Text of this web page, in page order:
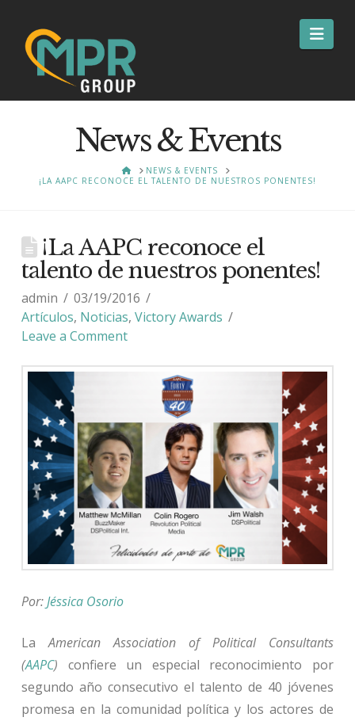
News & Events
HOMENEWS & EVENTS
¡LA AAPC RECONOCE EL TALENTO DE NUESTROS PONENTES!
¡La AAPC reconoce el
talento de nuestros ponentes!
admin
03/19/2016
Artículos, Noticias, Victory Awards
Leave a Comment
Por:Jéssica Osorio
LaAmerican Association of Political Consultants
(AAPC) confiere un especial reconocimiento por
segundo año consecutivo el talento de 40 jóvenes
promesa en la comunidad política y los actores de